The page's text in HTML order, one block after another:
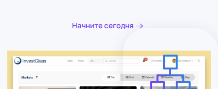
Начните сегодня